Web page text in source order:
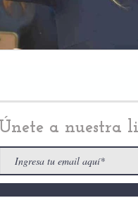
Únete a nuestra